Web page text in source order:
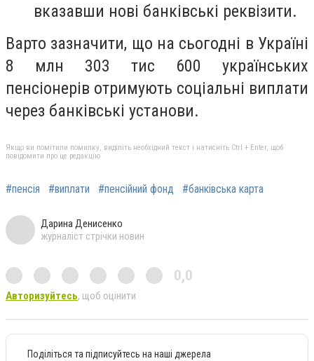
вказавши нові банківські реквізити.
Варто зазначити, що на сьогодні в Україні
8 млн 303 тис 600 українських
пенсіонерів отримують соціальні виплати
через банківські установи.
Якщо ви помітили помилку, виділіть необхідний текст і натисніть Ctrl + Enter, щоб
повідомити про це редакцію
#пенсія #виплати #пенсійний фонд #банківська карта
Дарина Денисенко
журналіст стрічки новин
0,0
Авторизуйтесь, щоб оцінити
Поділіться та підписуйтесь на наші джерела